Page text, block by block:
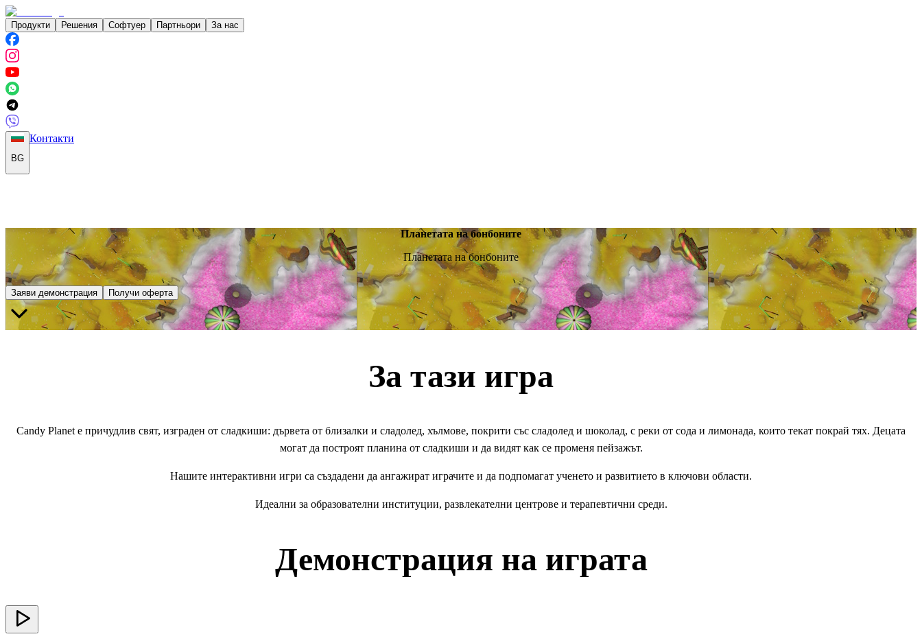
Продукти Решения Софтуер Партньори За нас
BG
Контакти
Планетата на бонбоните
Планетата на бонбоните
Заяви демонстрация Получи оферта
За тази игра
Candy Planet е причудлив свят, изграден от сладкиши: дървета от близалки и сладолед, хълмове, покрити със сладолед и шоколад, с реки от сода и лимонада, които текат покрай тях. Децата
могат да построят планина от сладкиши и да видят как се променя пейзажът.
Нашите интерактивни игри са създадени да ангажират играчите и да подпомагат ученето и развитието в ключови области.
Идеални за образователни институции, развлекателни центрове и терапевтични среди.
Демонстрация на играта